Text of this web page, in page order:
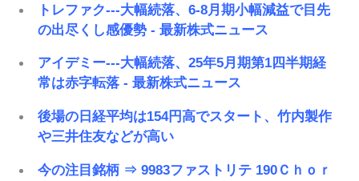
トレファク---大幅続落、6-8月期小幅減益で目先
の出尽くし感優勢 - 最新株式ニュース
アイデミー---大幅続落、25年5月期第1四半期経
常は赤字転落 - 最新株式ニュース
後場の日経平均は154円高でスタート、竹内製作
や三井住友などが高い
今の注目銘柄 ⇒ 9983ファストリテ 190Ｃｈｏｒ